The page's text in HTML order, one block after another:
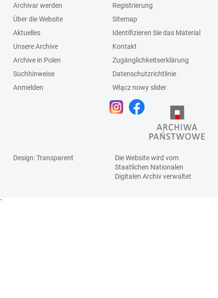
Archivar werden
Über die Website
Aktuelles
Unsere Archive
Archive in Polen
Suchhinweise
Anmelden
Registrierung
Sitemap
Identifizieren Sie das Material
Kontakt
Zugänglichkeitserklärung
Datenschutzrichtlinie
Włącz nowy slider
Design: Transparent
Die Website wird vom
Staatlichen Nationalen
Digitalen Archivverwaltet
`